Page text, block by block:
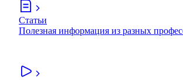
Статьи
Полезная информация из разных